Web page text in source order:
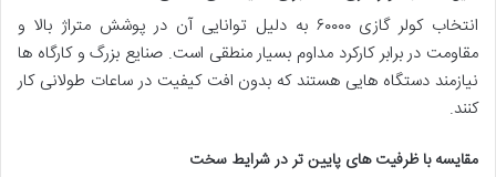
انتخاب کولر گازی ۶۰۰۰۰ به دلیل توانایی آن در پوشش متراژ بالا و
مقاومت در برابر کارکرد مداوم بسیار منطقی است. صنایع بزرگ و کارگاه ها
نیازمند دستگاه هایی هستند که بدون افت کیفیت در ساعات طولانی کار
کنند.
مقایسه با ظرفیت های پایین تر در شرایط سخت